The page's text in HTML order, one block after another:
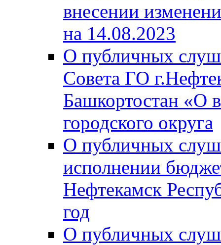
внесении
на 14.08.2023
О публичных
Совета ГО
Башкортостан «О
городского округа
О публичных
исполнении
Нефтекамск
год
О публичных